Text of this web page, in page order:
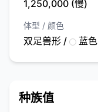
1,250,000 (慢)
体型 / 颜色
双足兽形 / 蓝色
种族值